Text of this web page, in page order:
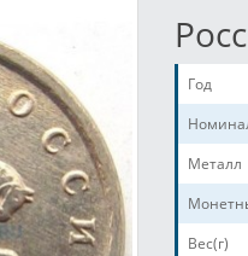
Год
Металл
Вес(г)